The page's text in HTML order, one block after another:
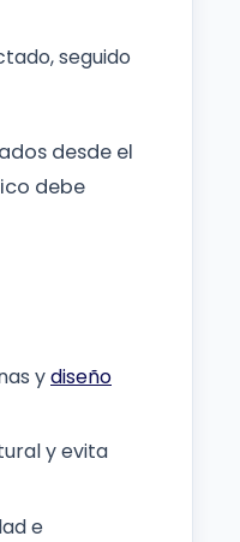
seguido
desde el
debe
ydiseño
y evita
e